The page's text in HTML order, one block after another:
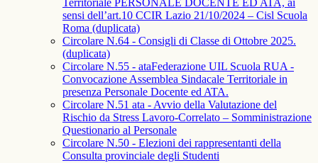
Territoriale PERSONALE DOCENTE ED ATA, ai
sensi dell’art.10 CCIR Lazio 21/10/2024 – Cisl Scuola
Roma (duplicata)
Circolare N.64 - Consigli di Classe di Ottobre 2025.
(duplicata)
Circolare N.55 - ataFederazione UIL Scuola RUA -
Convocazione Assemblea Sindacale Territoriale in
presenza Personale Docente ed ATA.
Circolare N.51 ata - Avvio della Valutazione del
Rischio da Stress Lavoro-Correlato – Somministrazione
Questionario al Personale
Circolare N.50 - Elezioni dei rappresentanti della
Consulta provinciale degli Studenti